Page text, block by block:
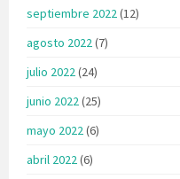
septiembre 2022(12)
agosto 2022(7)
julio 2022(24)
junio 2022(25)
mayo 2022(6)
abril 2022(6)